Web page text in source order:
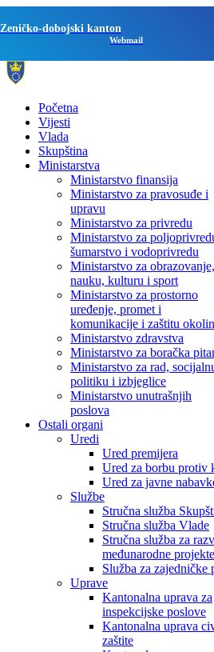
Zeničko-dobojski kanton
Webmail
Početna
Vijesti
Vlada
Skupština
Ministarstva
Ministarstvo finansija
Ministarstvo za pravosuđe i
upravu
Ministarstvo za privredu
Ministarstvo za
šumarstvo i vodoprivredu
Ministarstvo za obrazovanje,
nauku, kulturu i sport
Ministarstvo za prostorno
uređenje, promet i
komunikacije i zaštitu
Ministarstvo zdravstva
Ministarstvo za boračka
Ministarstvo za rad,
politiku i izbjeglice
Ministarstvo unutrašnjih
poslova
Ostali organi
Uredi
Ured premijera
Ured za borbu protiv
Ured za javne
Službe
Stručna služba
Stručna služba Vlade
Stručna služba za
međunarodne projekte
Služba za zajedničke
Uprave
Kantonalna uprava za
inspekcijske poslove
Kantonalna uprava
zaštite